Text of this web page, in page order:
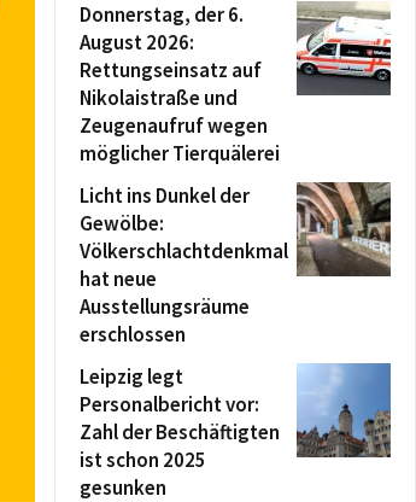
Donnerstag, der 6.
August 2026:
Rettungseinsatz auf
Nikolaistraße und
Zeugenaufruf wegen
möglicher Tierquälerei
Licht ins Dunkel der
Gewölbe:
Völkerschlachtdenkmal
hat neue
Ausstellungsräume
erschlossen
Leipzig legt
Personalbericht vor:
Zahl der Beschäftigten
ist schon 2025
gesunken